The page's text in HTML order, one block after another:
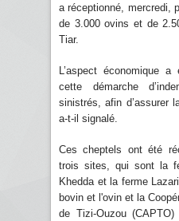
a réceptionné, mercredi,
de 3.000 ovins et de
Tiar.
L’aspect économique
cette démarche
sinistrés, afin d’assurer
a-t-il signalé.
Ces cheptels ont été
trois sites, qui sont la
Khedda et la ferme
bovin et l'ovin et la
de Tizi-Ouzou